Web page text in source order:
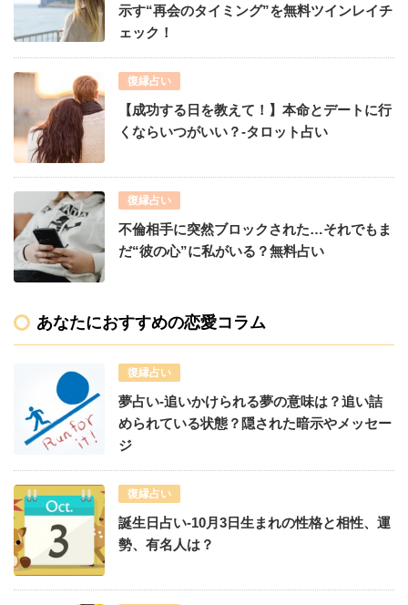
示す“再会のタイミング”を無料ツインレイチ
ェック！
復縁占い
【成功する日を教えて！】本命とデートに行
くならいつがいい？-タロット占い
復縁占い
不倫相手に突然ブロックされた…それでもま
だ“彼の心”に私がいる？無料占い
あなたにおすすめの恋愛コラム
復縁占い
夢占い-追いかけられる夢の意味は？追い詰
められている状態？隠された暗示やメッセー
ジ
復縁占い
誕生日占い-10月3日生まれの性格と相性、運
勢、有名人は？